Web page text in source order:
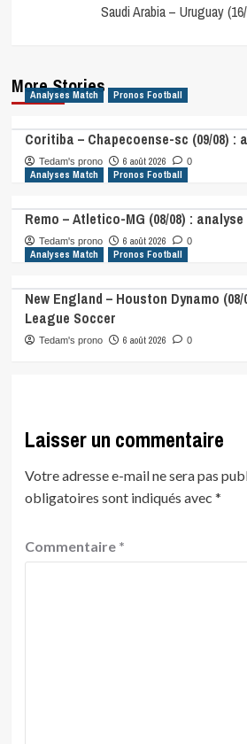
Saudi Arabia – Uruguay
More Stories
Analyses Match Pronos Football
Coritiba – Chapecoense-sc (09/08) :
Tedam's prono 6 août 2026 0
Analyses Match Pronos Football
Remo – Atletico-MG (08/08) :
Tedam's prono 6 août 2026 0
Analyses Match Pronos Football
New England – Houston Dynamo
League Soccer
Tedam's prono 6 août 2026 0
Laisser un commentaire
Votre adresse e-mail ne sera pas
obligatoires sont indiqués avec *
Commentaire *